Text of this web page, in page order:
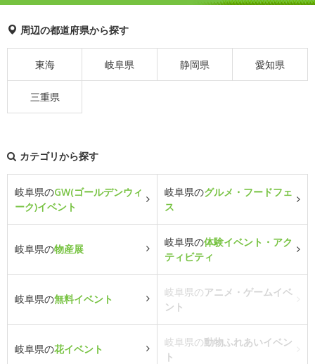
周辺の都道府県から探す
東海 岐阜県 静岡県 愛知県
三重県
カテゴリから探す
岐阜県のGW(ゴールデンウィ
ーク)イベント
岐阜県のグルメ・フードフェ
ス
岐阜県の物産展
岐阜県の体験イベント・アク
ティビティ
岐阜県の無料イベント
岐阜県のアニメ・ゲームイベ
ント
岐阜県の花イベント
岐阜県の動物ふれあいイベン
ト